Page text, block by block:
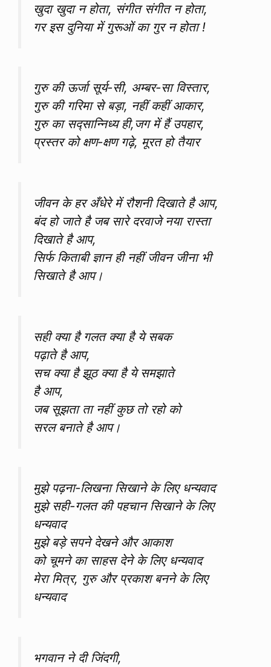
खुदा खुदा न होता, संगीत संगीत न होता,
गर इस दुनिया में गुरूओं का गुर न होता !
गुरु की ऊर्जा सूर्य-सी, अम्बर-सा विस्तार,
गुरु की गरिमा से बड़ा, नहीं कहीं आकार,
गुरु का सद्सान्निध्य ही,जग में हैं उपहार,
प्रस्तर को क्षण-क्षण गढ़े, मूरत हो तैयार
जीवन के हर अँधेरे में रौशनी दिखाते है आप,
बंद हो जाते है जब सारे दरवाजे नया रास्ता
दिखाते है आप,
सिर्फ किताबी ज्ञान ही नहीं जीवन जीना भी
सिखाते है आप।
सही क्या है गलत क्या है ये सबक
पढ़ाते है आप,
सच क्या है झूठ क्या है ये समझाते
है आप,
जब सूझता ता नहीं कुछ तो रहो को
सरल बनाते है आप।
मुझे पढ़ना-लिखना सिखाने के लिए धन्यवाद
मुझे सही-गलत की पहचान सिखाने के लिए
धन्यवाद
मुझे बड़े सपने देखने और आकाश
को चूमने का साहस देने के लिए धन्यवाद
मेरा मित्र, गुरु और प्रकाश बनने के लिए
धन्यवाद
भगवान ने दी जिंदगी,